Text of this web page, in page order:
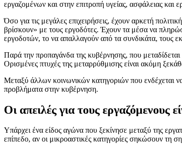
εργαζομένων και στην επιτροπή υγείας, ασφάλειας
Όσο για τις μεγάλες επιχειρήσεις, έχουν αρκετή
βρίσκουν» με τους εργοδότες. Έχουν τα μέσα να
εργοδοτών, το να απαλλαγούν από τα συνδικάτα, τους
Παρά την προπαγάνδα της κυβέρνησης, που
Ορισμένες πτυχές της μεταρρύθμισης είναι ακόμη
Μεταξύ άλλων κοινωνικών κατηγοριών που ενδέχεται
προβλήματα στην κυβέρνηση.
Οι απειλές για τους εργαζόμενους
Υπάρχει ένα είδος αγώνα που ξεκίνησε μεταξύ της
επίπεδο, αν οι μικροαστικές κατηγορίες σηκώσουν τη